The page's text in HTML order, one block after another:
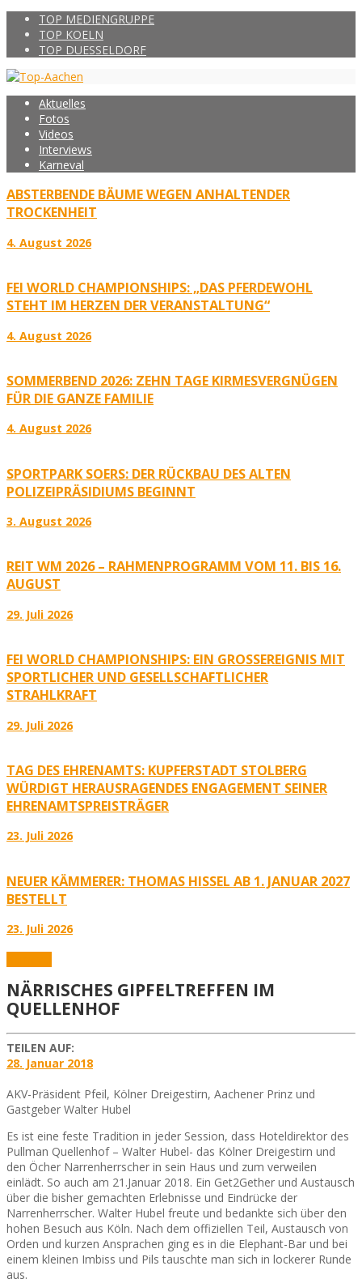
TOP MEDIENGRUPPE
TOP KOELN
TOP DUESSELDORF
Aktuelles
Fotos
Videos
Interviews
Karneval
ABSTERBENDE BÄUME WEGEN ANHALTENDER
TROCKENHEIT
4. August 2026
FEI WORLD CHAMPIONSHIPS: „DAS PFERDEWOHL
STEHT IM HERZEN DER VERANSTALTUNG“
4. August 2026
SOMMERBEND 2026: ZEHN TAGE KIRMESVERGNÜGEN
FÜR DIE GANZE FAMILIE
4. August 2026
SPORTPARK SOERS: DER RÜCKBAU DES ALTEN
POLIZEIPRÄSIDIUMS BEGINNT
3. August 2026
REIT WM 2026 – RAHMENPROGRAMM VOM 11. BIS 16.
AUGUST
29. Juli 2026
FEI WORLD CHAMPIONSHIPS: EIN GROSSEREIGNIS MIT S
PORTLICHER UND GESELLSCHAFTLICHER S
TRAHLKRAFT
29. Juli 2026
TAG DES EHRENAMTS: KUPFERSTADT STOLBERG
WÜRDIGT HERAUSRAGENDES ENGAGEMENT SEINER
EHRENAMTSPREISTRÄGER
23. Juli 2026
NEUER KÄMMERER: THOMAS HISSEL AB 1. JANUAR 2027
BESTELLT
23. Juli 2026
NÄRRISCHES GIPFELTREFFEN IM
QUELLENHOF
TEILEN AUF:
28. Januar 2018
AKV-Präsident Pfeil, Kölner Dreigestirn, Aachener Prinz und
Gastgeber Walter Hubel
Es ist eine feste Tradition in jeder Session, dass Hoteldirektor des
Pullman Quellenhof – Walter Hubel- das Kölner Dreigestirn und
den Öcher Narrenherrscher in sein Haus und zum verweilen
einlädt. So auch am 21.Januar 2018. Ein Get2Gether und Austausch
über die bisher gemachten Erlebnisse und Eindrücke der
Narrenherrscher. Walter Hubel freute und bedankte sich über den
hohen Besuch aus Köln. Nach dem offiziellen Teil, Austausch von
Orden und kurzen Ansprachen ging es in die Elephant-Bar und bei
einem kleinen Imbiss und Pils tauschte man sich in lockerer Runde
aus.